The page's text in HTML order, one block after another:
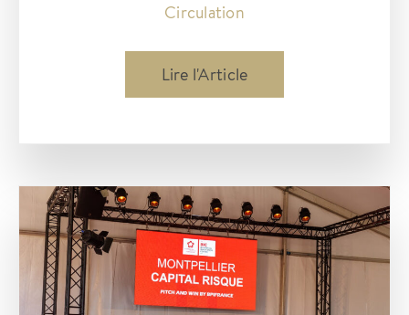
Circulation
découvrez
les
DE
STATIONNEMENT
GRATUITES
de
courte
Lire l'Article